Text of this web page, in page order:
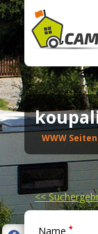
WWW Seiten
<<
Name *